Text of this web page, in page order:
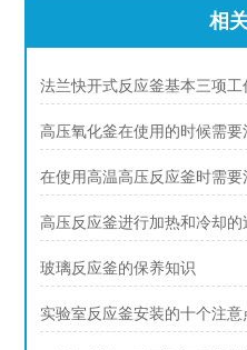
相
法兰快开式反应釜基本三项工
高压氧化釜在使用的时候需
在使用高温高压反应釜时需要
高压反应釜进行加热和冷却
玻璃反应釜的保养知识
实验室反应釜安装的十个注意